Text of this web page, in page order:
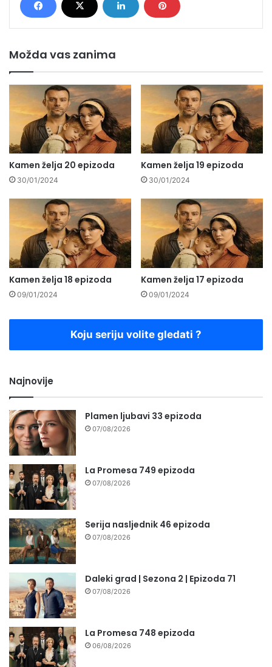
Možda vas zanima
Kamen želja 20 epizoda
30/01/2024
Kamen želja 19 epizoda
30/01/2024
Kamen želja 18 epizoda
09/01/2024
Kamen želja 17 epizoda
09/01/2024
Koju seriju volite gledati ?
Najnovije
Plamen ljubavi 33 epizoda
07/08/2026
La Promesa 749 epizoda
07/08/2026
Serija nasljednik 46 epizoda
07/08/2026
Daleki grad | Sezona 2 | Epizoda 71
07/08/2026
La Promesa 748 epizoda
06/08/2026